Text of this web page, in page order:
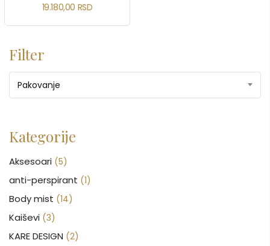
19.180,00 RSD
Filter
Pakovanje
Kategorije
Aksesoari (5)
anti-perspirant (1)
Body mist (14)
Kaiševi (3)
KARE DESIGN (2)